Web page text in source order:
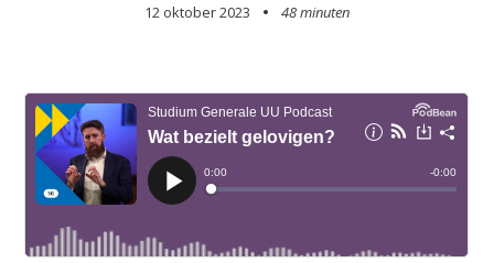
12 oktober 2023 48 minuten